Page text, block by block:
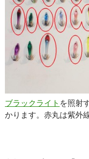
ブラックライト を照射
かります。赤丸は紫外